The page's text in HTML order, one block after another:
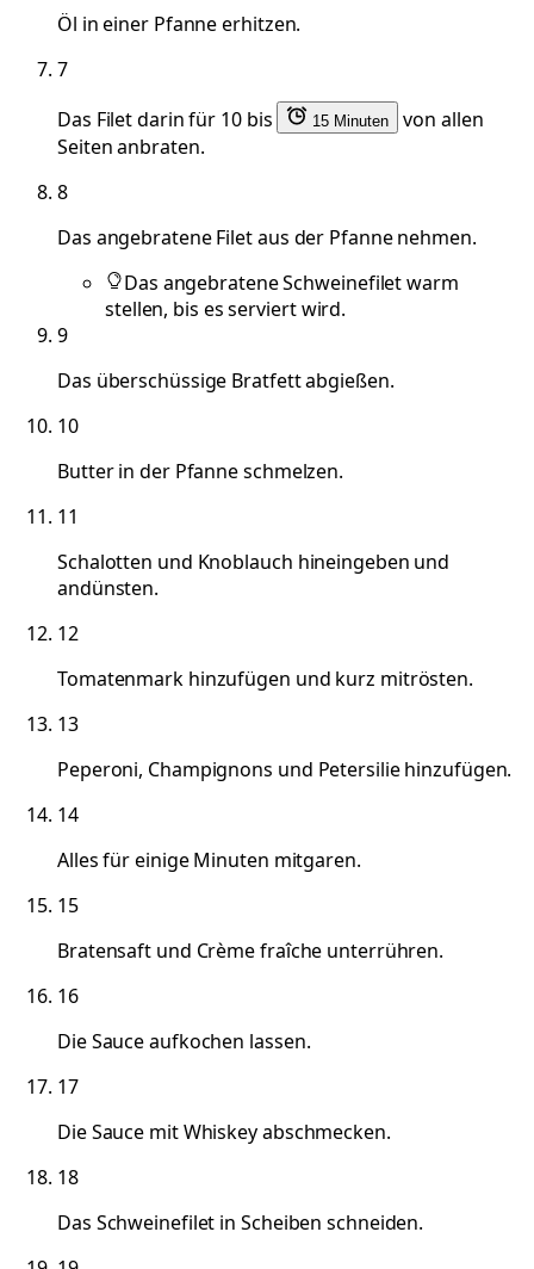
Öl in einer Pfanne erhitzen.
7
Das Filet darin für 10 bis
15 Minuten
von allen
Seiten anbraten.
8
Das angebratene Filet aus der Pfanne nehmen.
Das angebratene Schweinefilet warm
stellen, bis es serviert wird.
9
Das überschüssige Bratfett abgießen.
10
Butter in der Pfanne schmelzen.
11
Schalotten und Knoblauch hineingeben und
andünsten.
12
Tomatenmark hinzufügen und kurz mitrösten.
13
Peperoni, Champignons und Petersilie hinzufügen.
14
Alles für einige Minuten mitgaren.
15
Bratensaft und Crème fraîche unterrühren.
16
Die Sauce aufkochen lassen.
17
Die Sauce mit Whiskey abschmecken.
18
Das Schweinefilet in Scheiben schneiden.